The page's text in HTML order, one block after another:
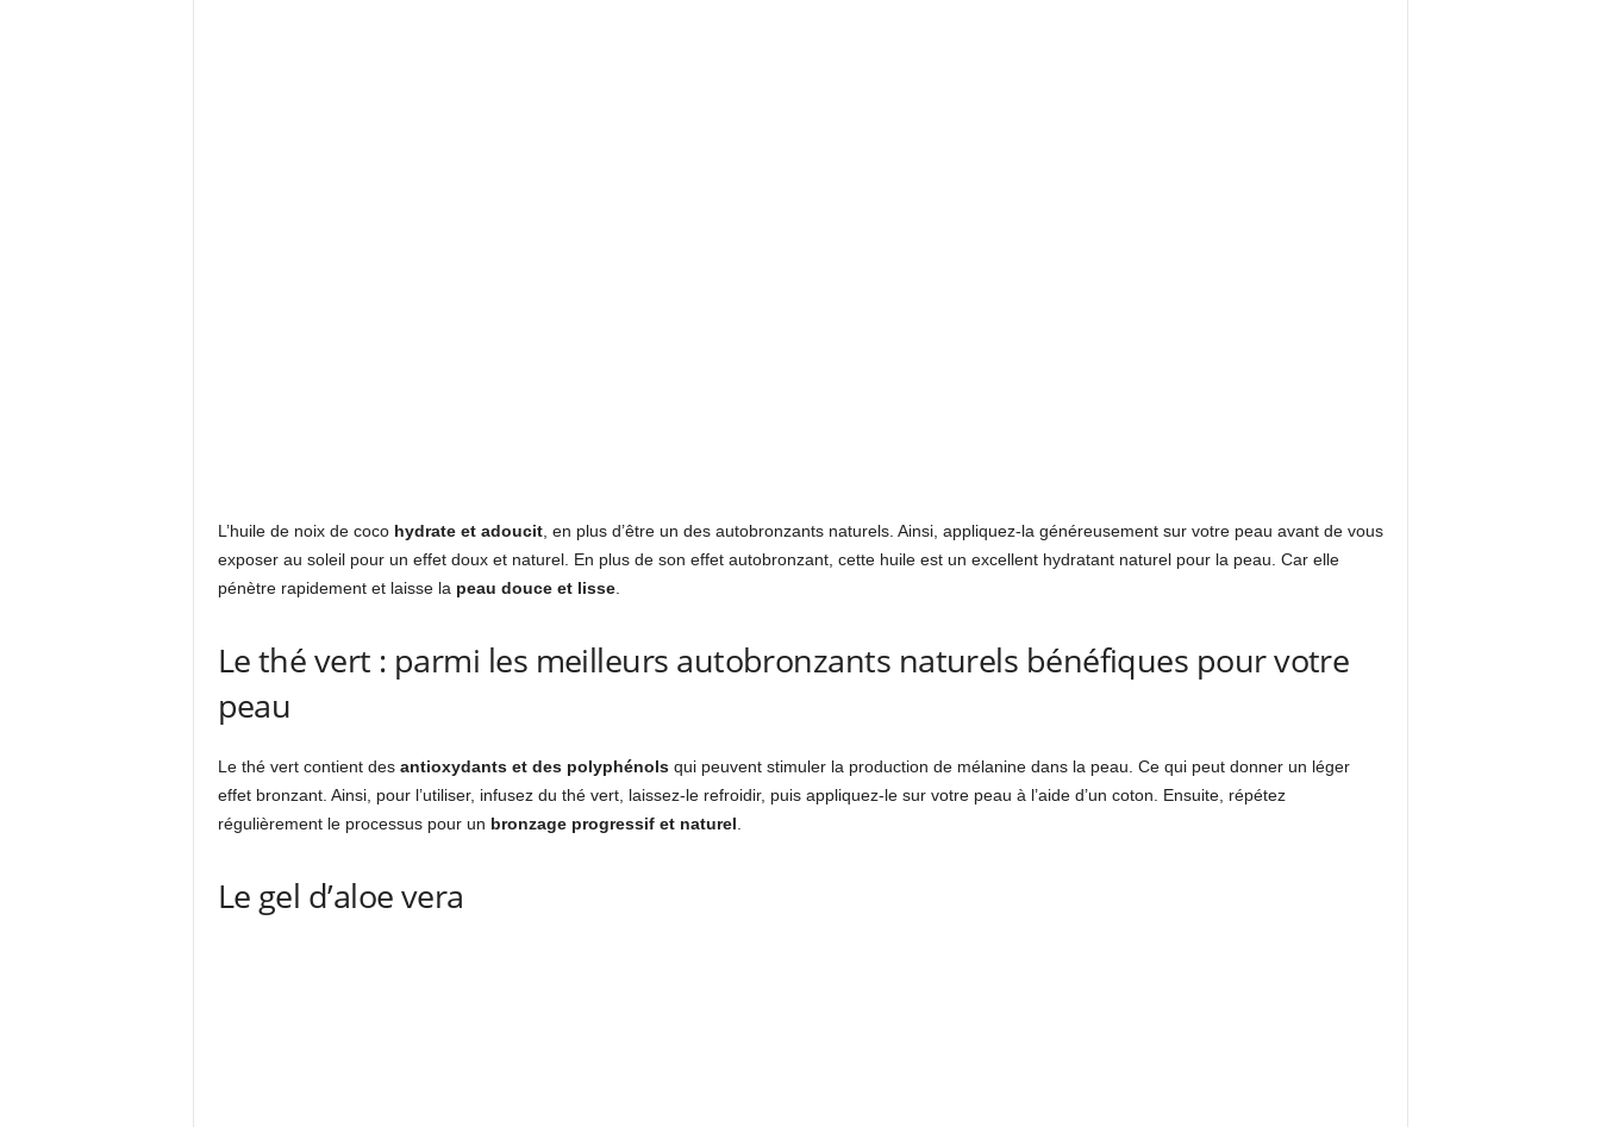
L’huile de noix de coco hydrate et adoucit, en plus d’être un des autobronzants naturels. Ainsi, appliquez-la généreusement sur votre peau avant de vous
exposer au soleil pour un effet doux et naturel. En plus de son effet autobronzant, cette huile est un excellent hydratant naturel pour la peau. Car elle
pénètre rapidement et laisse la peau douce et lisse.
Le thé vert : parmi les meilleurs autobronzants naturels bénéfiques pour votre
peau
Le thé vert contient des antioxydants et des polyphénolsqui peuvent stimuler la production de mélanine dans la peau. Ce qui peut donner un léger
effet bronzant. Ainsi, pour l’utiliser, infusez du thé vert, laissez-le refroidir, puis appliquez-le sur votre peau à l’aide d’un coton. Ensuite, répétez
régulièrement le processus pour un bronzage progressif et naturel
Le gel d’aloe vera